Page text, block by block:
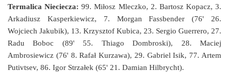
Termalica Nieciecza: 99. Miłosz Mleczko, 2. Bartosz Kopacz, 3.
Arkadiusz Kasperkiewicz, 7. Morgan Fassbender (76' 26.
Wojciech Jakubik), 13. Krzysztof Kubica, 23. Sergio Guerrero, 27.
Radu Boboc (89' 55. Thiago Dombroski), 28. Maciej
Ambrosiewicz (76' 8. Rafał Kurzawa), 29. Gabriel Isik, 77. Artem
Putivtsev, 86. Igor Strzałek (65' 21. Damian Hilbrycht).